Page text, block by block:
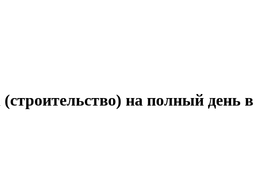
на полный день в